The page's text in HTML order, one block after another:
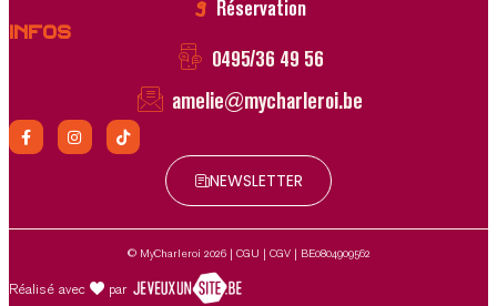
Réservation
Infos
0495/36 49 56
amelie@mycharleroi.be
NEWSLETTER
© MyCharleroi 2026 | CGU CGV| BE0804909562
Réalisé avec par